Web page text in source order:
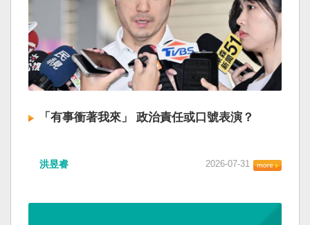
「有事衝著我來」 政治責任或口號表演？
洪昱睿 2026-07-31